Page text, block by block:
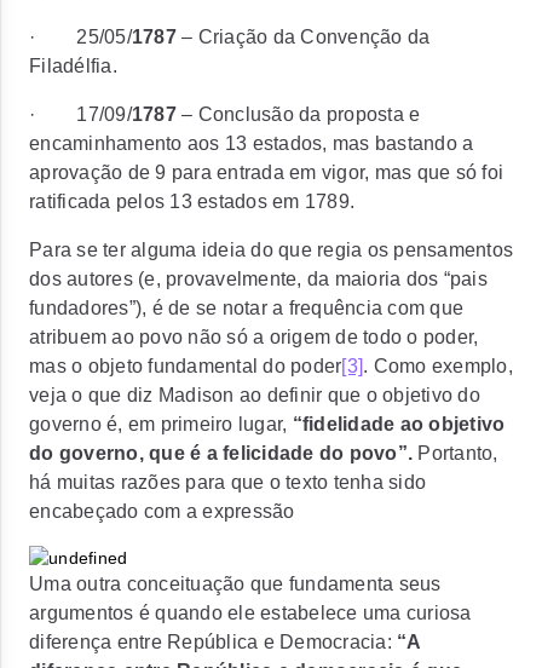
· 25/05/1787 – Criação da Convenção da
Filadélfia.
· 17/09/1787 – Conclusão da proposta e
encaminhamento aos 13 estados, mas bastando a
aprovação de 9 para entrada em vigor, mas que só foi
ratificada pelos 13 estados em 1789.
Para se ter alguma ideia do que regia os pensamentos
dos autores (e, provavelmente, da maioria dos “pais
fundadores”), é de se notar a frequência com que
atribuem ao povo não só a origem de todo o poder,
mas o objeto fundamental do poder[3]. Como exemplo,
veja o que diz Madison ao definir que o objetivo do
governo é, em primeiro lugar, “fidelidade ao objetivo
do governo, que é a felicidade do povo”. Portanto,
há muitas razões para que o texto tenha sido
encabeçado com a expressão
Uma outra conceituação que fundamenta seus
argumentos é quando ele estabelece uma curiosa
diferença entre República e Democracia: “A